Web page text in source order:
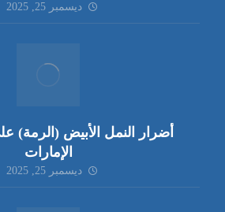
ديسمبر 25, 2025
أضرار النمل الأبيض (الرمة)
الإمارات
ديسمبر 25, 2025